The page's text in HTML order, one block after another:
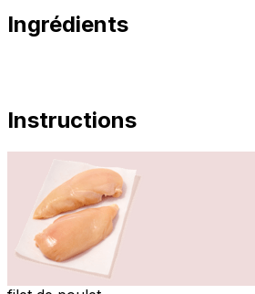
Ingrédients
Instructions